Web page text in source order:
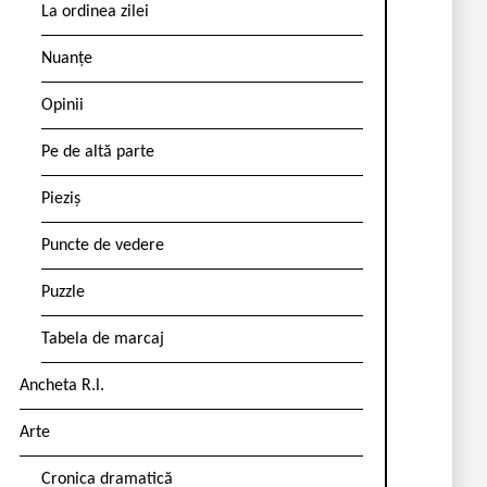
La ordinea zilei
Nuanțe
Opinii
Pe de altă parte
Pieziș
Puncte de vedere
Puzzle
Tabela de marcaj
Ancheta R.l.
Arte
Cronica dramatică